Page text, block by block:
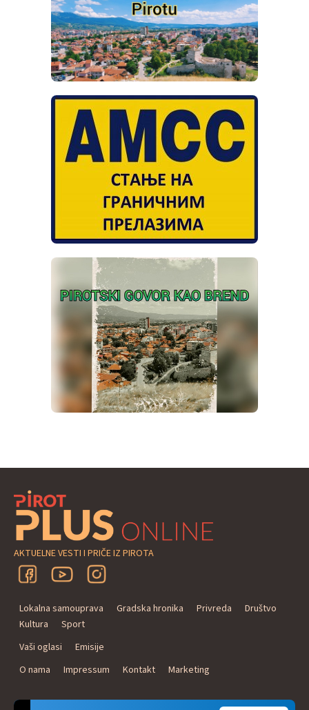
AKTUELNE VESTI I PRIČE IZ PIROTA
Lokalna samouprava Gradska hronika Privreda
Društvo
Kultura
Sport
Vaši oglasi
Emisije
O nama
Impressum Kontakt Marketing